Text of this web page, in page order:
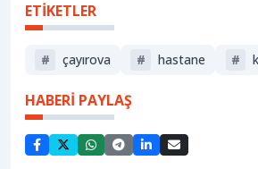
ETİKETLER
# çayırova # hastane #
HABERİ PAYLAŞ